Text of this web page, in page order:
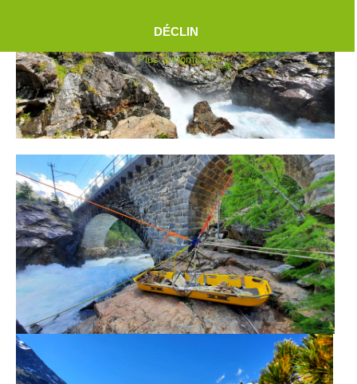
Direction
DÉCLIN
Plus d'information